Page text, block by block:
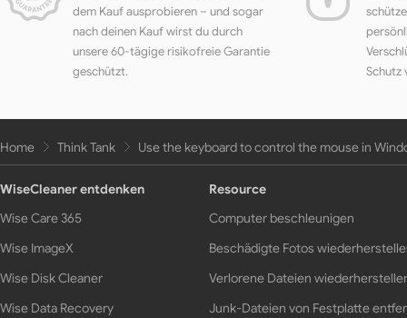
dem Kauf ausprobieren – und sogar
nach deinen Kauf wirst du durch
unsere 60-tägige risikofreie Garantie
geschützt.
Schutz
Home Think Tank Use the keyboard to control the mouse in
WiseCleaner entdenken
Wise Care 365
Wise ImageX
Wise Disk Cleaner
Wise Data Recovery
Resource
Computer beschleunigen
Beschädigte Fotos
Verlorene Dateien
Junk-Dateien von Festplatte